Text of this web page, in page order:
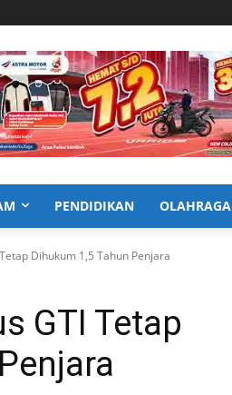
PENDIDIKAN OLAHRAGA
Dihukum 1,5 Tahun Penjara
GTI Tetap